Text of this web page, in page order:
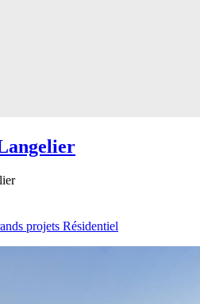
projets Résidentiel